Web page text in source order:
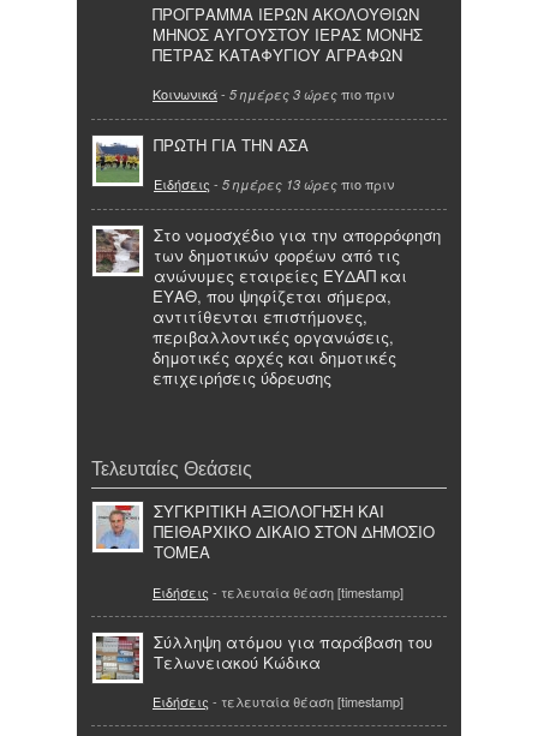
ΠΡΟΓΡΑΜΜΑ ΙΕΡΩΝ ΑΚΟΛΟΥΘΙΩΝ
ΜΗΝΟΣ ΑΥΓΟΥΣΤΟΥ ΙΕΡΑΣ ΜΟΝΗΣ
ΠΕΤΡΑΣ ΚΑΤΑΦΥΓΙΟΥ ΑΓΡΑΦΩΝ
Κοινωνικά- 5 ημέρες 3 ώρες πιο πριν
ΠΡΩΤΗ ΓΙΑ ΤΗΝ ΑΣΑ
Ειδήσεις - 5 ημέρες 13 ώρες πιο πριν
Στο νομοσχέδιο για την απορρόφηση
των δημοτικών φορέων από τις
ανώνυμες εταιρείες ΕΥΔΑΠ και
ΕΥΑΘ, που ψηφίζεται σήμερα,
αντιτίθενται επιστήμονες,
περιβαλλοντικές οργανώσεις,
δημοτικές αρχές και δημοτικές
επιχειρήσεις ύδρευσης
Τελευταίες Θεάσεις
ΣΥΓΚΡΙΤΙΚΗ ΑΞΙΟΛΟΓΗΣΗ ΚΑΙ
ΠΕΙΘΑΡΧΙΚΟ ΔΙΚΑΙΟ ΣΤΟΝ ΔΗΜΟΣΙΟ
ΤΟΜΕΑ
Ειδήσεις - τελευταία θέαση [timestamp]
Σύλληψη ατόμου για παράβαση του
Τελωνειακού Κώδικα
Ειδήσεις - τελευταία θέαση [timestamp]